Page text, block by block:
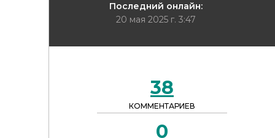
Последний онлайн:
20 мая 2025 г. 3:47
38
КОММЕНТАРИЕВ
0